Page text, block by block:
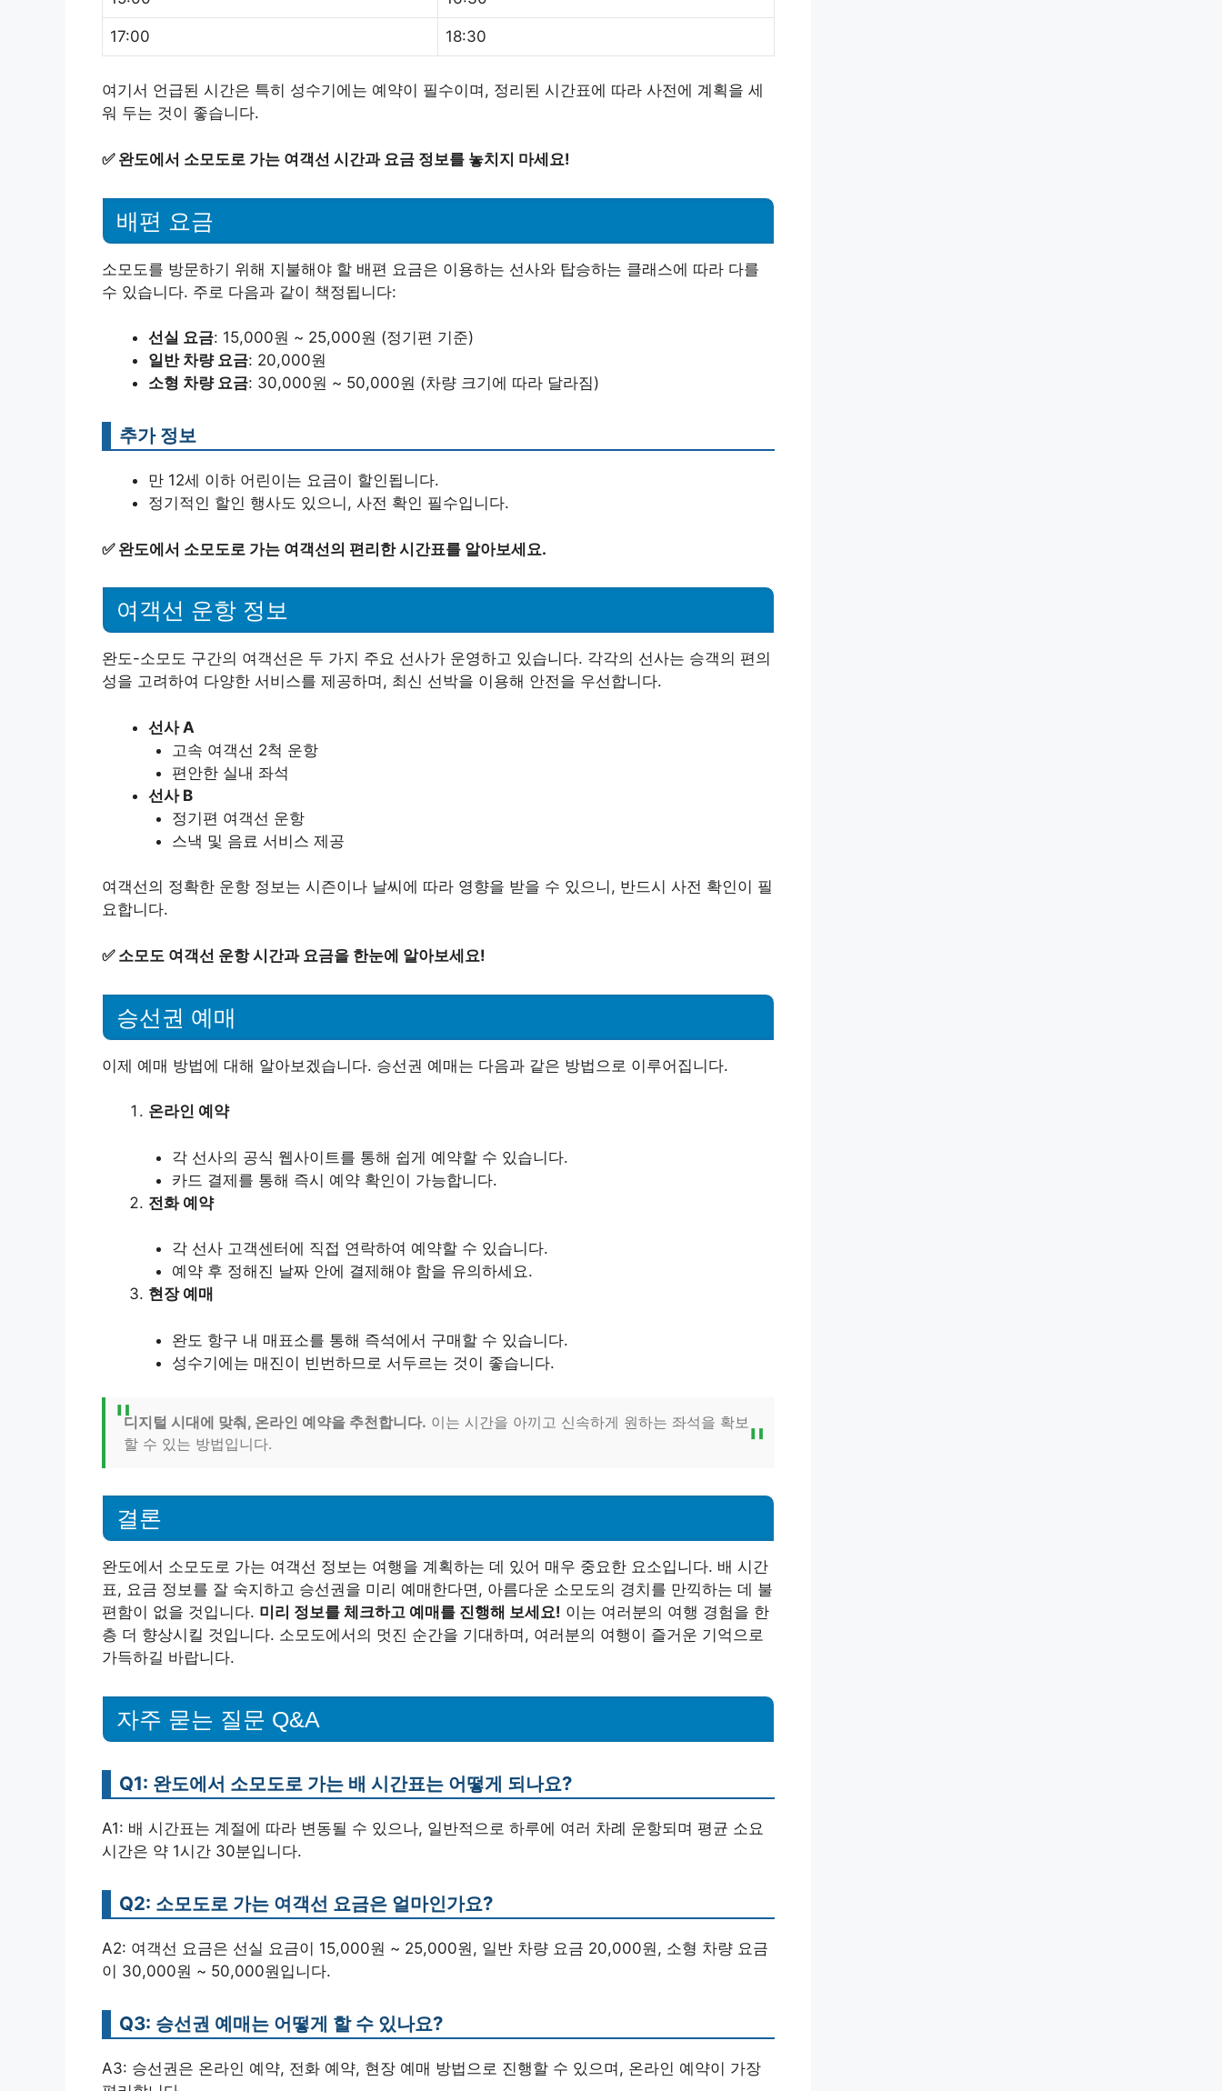
17:00 18:30
여기서 언급된 시간은 특히 성수기에는 예약이 필수이며, 정리된 시간표에 따라 사전에 계획을 세
워 두는 것이 좋습니다.
✅ 완도에서 소모도로 가는 여객선 시간과 요금 정보를 놓치지 마세요!
배편 요금
소모도를 방문하기 위해 지불해야 할 배편 요금은 이용하는 선사와 탑승하는 클래스에 따라 다를
수 있습니다. 주로 다음과 같이 책정됩니다:
선실 요금: 15,000원 ~ 25,000원 (정기편 기준)
일반 차량 요금: 20,000원
소형 차량 요금: 30,000원 ~ 50,000원 (차량 크기에 따라 달라짐)
추가 정보
만 12세 이하 어린이는 요금이 할인됩니다.
정기적인 할인 행사도 있으니, 사전 확인 필수입니다.
✅ 완도에서 소모도로 가는 여객선의 편리한 시간표를 알아보세요.
여객선 운항 정보
완도-소모도 구간의 여객선은 두 가지 주요 선사가 운영하고 있습니다. 각각의 선사는 승객의 편의
성을 고려하여 다양한 서비스를 제공하며, 최신 선박을 이용해 안전을 우선합니다.
선사 A
고속 여객선 2척 운항
편안한 실내 좌석
선사 B
정기편 여객선 운항
스낵 및 음료 서비스 제공
여객선의 정확한 운항 정보는 시즌이나 날씨에 따라 영향을 받을 수 있으니, 반드시 사전 확인이 필
요합니다.
✅ 소모도 여객선 운항 시간과 요금을 한눈에 알아보세요!
승선권 예매
이제 예매 방법에 대해 알아보겠습니다. 승선권 예매는 다음과 같은 방법으로 이루어집니다.
온라인 예약
각 선사의 공식 웹사이트를 통해 쉽게 예약할 수 있습니다.
카드 결제를 통해 즉시 예약 확인이 가능합니다.
전화 예약
각 선사 고객센터에 직접 연락하여 예약할 수 있습니다.
예약 후 정해진 날짜 안에 결제해야 함을 유의하세요.
현장 예매
완도 항구 내 매표소를 통해 즉석에서 구매할 수 있습니다.
성수기에는 매진이 빈번하므로 서두르는 것이 좋습니다.
디지털 시대에 맞춰, 온라인 예약을 추천합니다. 이는 시간을 아끼고 신속하게 원하는 좌석을 확보
할 수 있는 방법입니다.
결론
완도에서 소모도로 가는 여객선 정보는 여행을 계획하는 데 있어 매우 중요한 요소입니다. 배 시간
표, 요금 정보를 잘 숙지하고 승선권을 미리 예매한다면, 아름다운 소모도의 경치를 만끽하는 데 불
편함이 없을 것입니다. 미리 정보를 체크하고 예매를 진행해 보세요! 이는 여러분의 여행 경험을 한
층 더 향상시킬 것입니다. 소모도에서의 멋진 순간을 기대하며, 여러분의 여행이 즐거운 기억으로
가득하길 바랍니다.
자주 묻는 질문 Q&A
Q1: 완도에서 소모도로 가는 배 시간표는 어떻게 되나요?
A1: 배 시간표는 계절에 따라 변동될 수 있으나, 일반적으로 하루에 여러 차례 운항되며 평균 소요
시간은 약 1시간 30분입니다.
Q2: 소모도로 가는 여객선 요금은 얼마인가요?
A2: 여객선 요금은 선실 요금이 15,000원 ~ 25,000원, 일반 차량 요금 20,000원, 소형 차량 요금
이 30,000원 ~ 50,000원입니다.
Q3: 승선권 예매는 어떻게 할 수 있나요?
A3: 승선권은 온라인 예약, 전화 예약, 현장 예매 방법으로 진행할 수 있으며, 온라인 예약이 가장